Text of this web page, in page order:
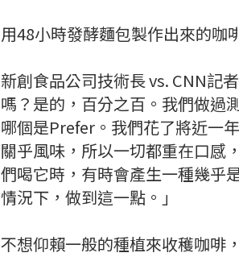
用48小時發酵麵包製作出來的咖
新創食品公司技術長 vs. CNN記
嗎？是的，百分之百。我們做過
哪個是Prefer。我們花了將近一
關乎風味，所以一切都重在口感
們喝它時，有時會產生一種幾乎
情況下，做到這一點。」
不想仰賴一般的種植來收穫咖啡